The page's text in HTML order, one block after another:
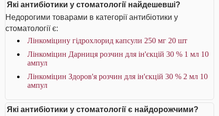
Які антибіотики у стоматології найдешевші?
Недорогими товарами в категорії антибіотики у
стоматології є:
Лінкоміцину гідрохлорид капсули 250 мг 20 шт
Лінкоміцин Дарниця розчин для ін'єкцій 30 % 1 мл 10
ампул
Лінкоміцин Здоров'я розчин для ін'єкцій 30 % 2 мл 10
ампул
Які антибіотики у стоматології є найдорожчими?